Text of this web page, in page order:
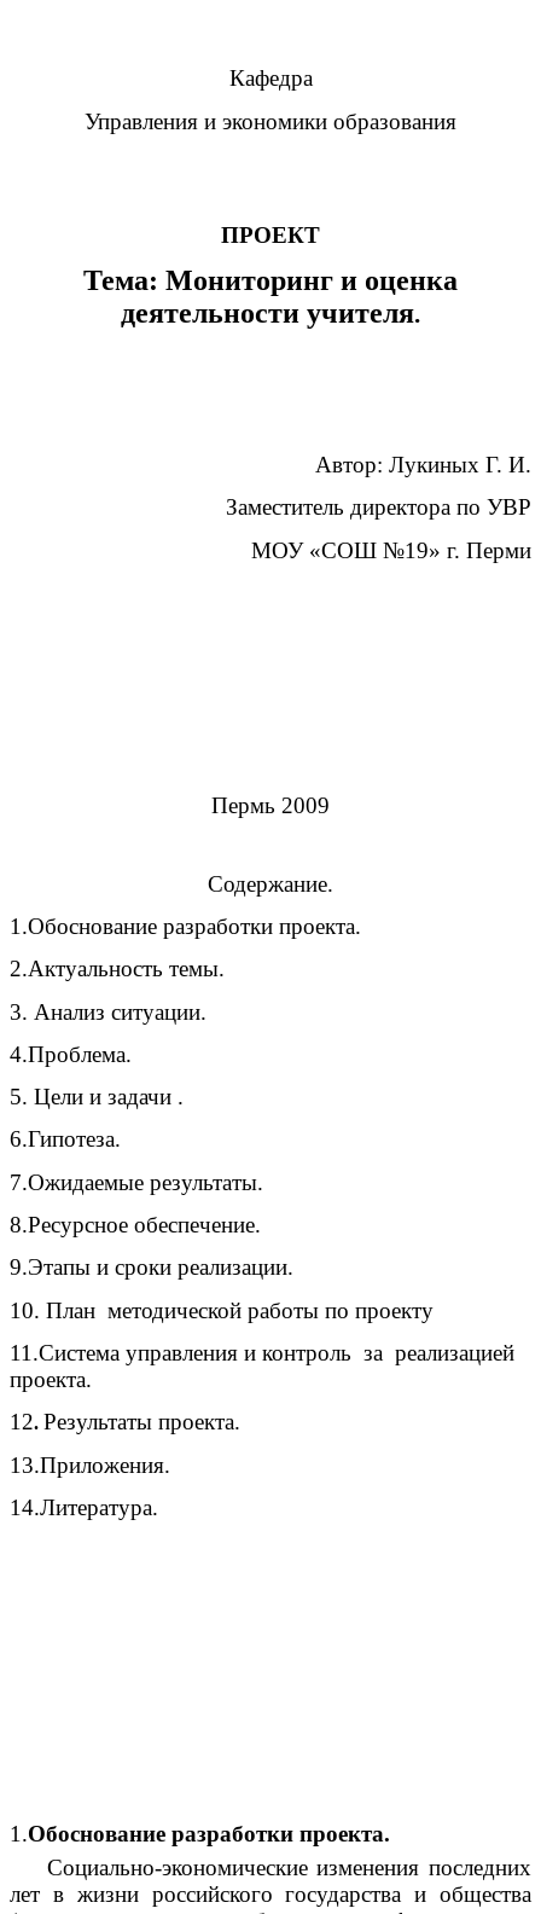
Кафедра
Управления и экономики образования
ПРОЕКТ
Тема: Мониторинг и оценка
деятельности учителя.
Автор: Лукиных Г. И.
Заместитель директора по УВР
МОУ «СОШ №19» г. Перми
Пермь 2009
Содержание.
1.Обоснование разработки проекта.
2.Актуальность темы.
3. Анализ ситуации.
4.Проблема.
5. Цели и задачи .
6.Гипотеза.
7.Ожидаемые результаты.
8.Ресурсное обеспечение.
9.Этапы и сроки реализации.
10. План методической работы по проекту
11.Система управления и контроль за реализацией
проекта.
12. Результаты проекта.
13.Приложения.
14.Литература.
1.Обоснование разработки проекта.
Социально-экономические изменения последних
лет в жизни российского государства и общества